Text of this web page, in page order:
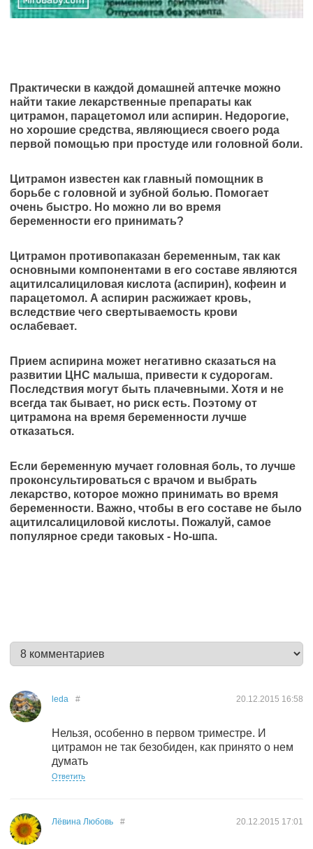
Практически в каждой домашней аптечке можно
найти такие лекарственные препараты как
цитрамон, парацетомол или аспирин. Недорогие,
но хорошие средства, являющиеся своего рода
первой помощью при простуде или головной боли.
Цитрамон известен как главный помощник в
борьбе с головной и зубной болью. Помогает
очень быстро. Но можно ли во время
беременности его принимать?
Цитрамон противопаказан беременным, так как
основными компонентами в его составе являются
ацитилсалициловая кислота (аспирин), кофеин и
парацетомол. А аспирин расжижает кровь,
вследствие чего свертываемость крови
ослабевает.
Прием аспирина может негативно сказаться на
развитии ЦНС малыша, привести к судорогам.
Последствия могут быть плачевными. Хотя и не
всегда так бывает, но риск есть. Поэтому от
цитрамона на время беременности лучше
отказаться.
Если беременную мучает головная боль, то лучше
проконсультироваться с врачом и выбрать
лекарство, которое можно принимать во время
беременности. Важно, чтобы в его составе не было
ацитилсалициловой кислоты. Пожалуй, самое
популярное среди таковых - Но-шпа.
leda 20.12.2015 16:58
#
Нельзя, особенно в первом триместре. И
цитрамон не так безобиден, как принято о нем
думать
Ответить
Лёвина Любовь 20.12.2015 17:01
#